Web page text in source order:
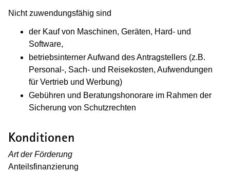
Nicht zuwendungsfähig sind
der Kauf von Maschinen, Geräten, Hard- und
Software,
betriebsinterner Aufwand des Antragstellers (z.B.
Personal-, Sach- und Reisekosten, Aufwendungen
für Vertrieb und Werbung)
Gebühren und Beratungshonorare im Rahmen der
Sicherung von Schutzrechten
Konditionen
Art der Förderung
Anteilsfinanzierung